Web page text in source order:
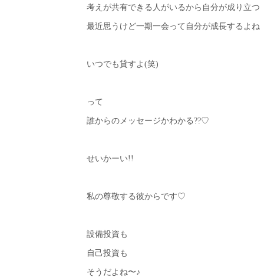
考えが共有できる人がいるから自分が成り立つ
最近思うけど一期一会って自分が成長するよね
いつでも貸すよ(笑)
って
誰からのメッセージかわかる??♡
せいかーい!!
私の尊敬する彼からです♡
設備投資も
自己投資も
そうだよね〜♪